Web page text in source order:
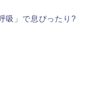
吸」で息ぴったり?